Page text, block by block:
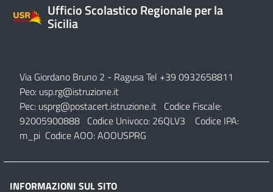
Ufficio Scolastico Regionale per la
Sicilia
Via Giordano Bruno 2 - Ragusa Tel +39 0932658811
Peo: usp.rg@istruzione.it
Pec: usprg@postacert.istruzione.it Codice Fiscale:
92005900888 Codice Univoco: 26QLV3 Codice IPA:
m_pi Codice AOO: AOOUSPRG
INFORMAZIONI SUL SITO